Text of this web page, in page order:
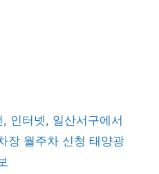
, 인터넷, 일산서구에서
장 월주차 신청 태양광